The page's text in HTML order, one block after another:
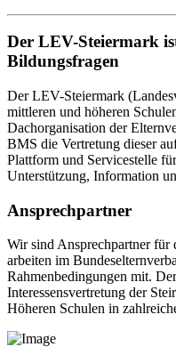
Der LEV-Steiermark
Bildungsfragen
Der LEV-Steiermark
mittleren und höheren
Dachorganisation der
BMS die Vertretung dieser
Plattform und Servicestelle
Unterstützung, Information
Ansprechpartner
Wir sind Ansprechpartner für
arbeiten im
Rahmenbedingungen mit.
Interessensvertretung der
Höheren Schulen in